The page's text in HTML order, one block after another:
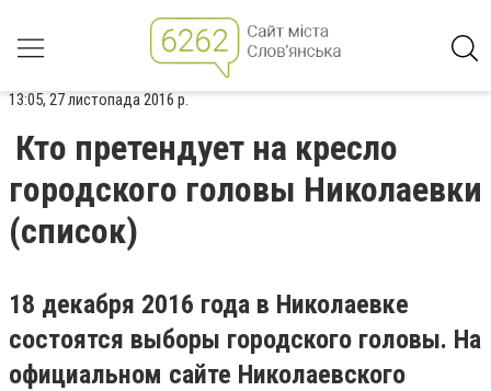
13:05, 27 листопада 2016 р.
Кто претендует на кресло
городского головы Николаевки
(список)
18 декабря 2016 года в Николаевке
состоятся выборы городского головы. На
официальном сайте Николаевского